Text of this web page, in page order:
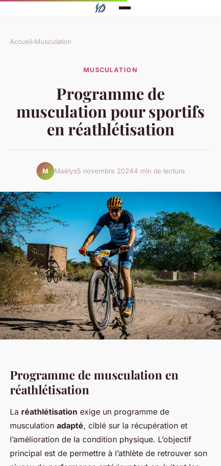
Accueil›Musculation
MUSCULATION
Programme de
musculation pour sportifs
en réathlétisation
M Maëlys5 novembre 20244 min de lecture
Programme de musculation en
réathlétisation
La réathlétisation exige un programme de
musculation adapté, ciblé sur la récupération et
l’amélioration de la condition physique. L’objectif
principal est de permettre à l’athlète de retrouver son